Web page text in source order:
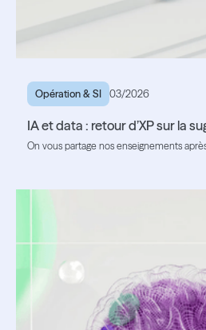
Opération & SI 03/2026
IA et data : retour d’XP sur la
On vous partage nos enseignements